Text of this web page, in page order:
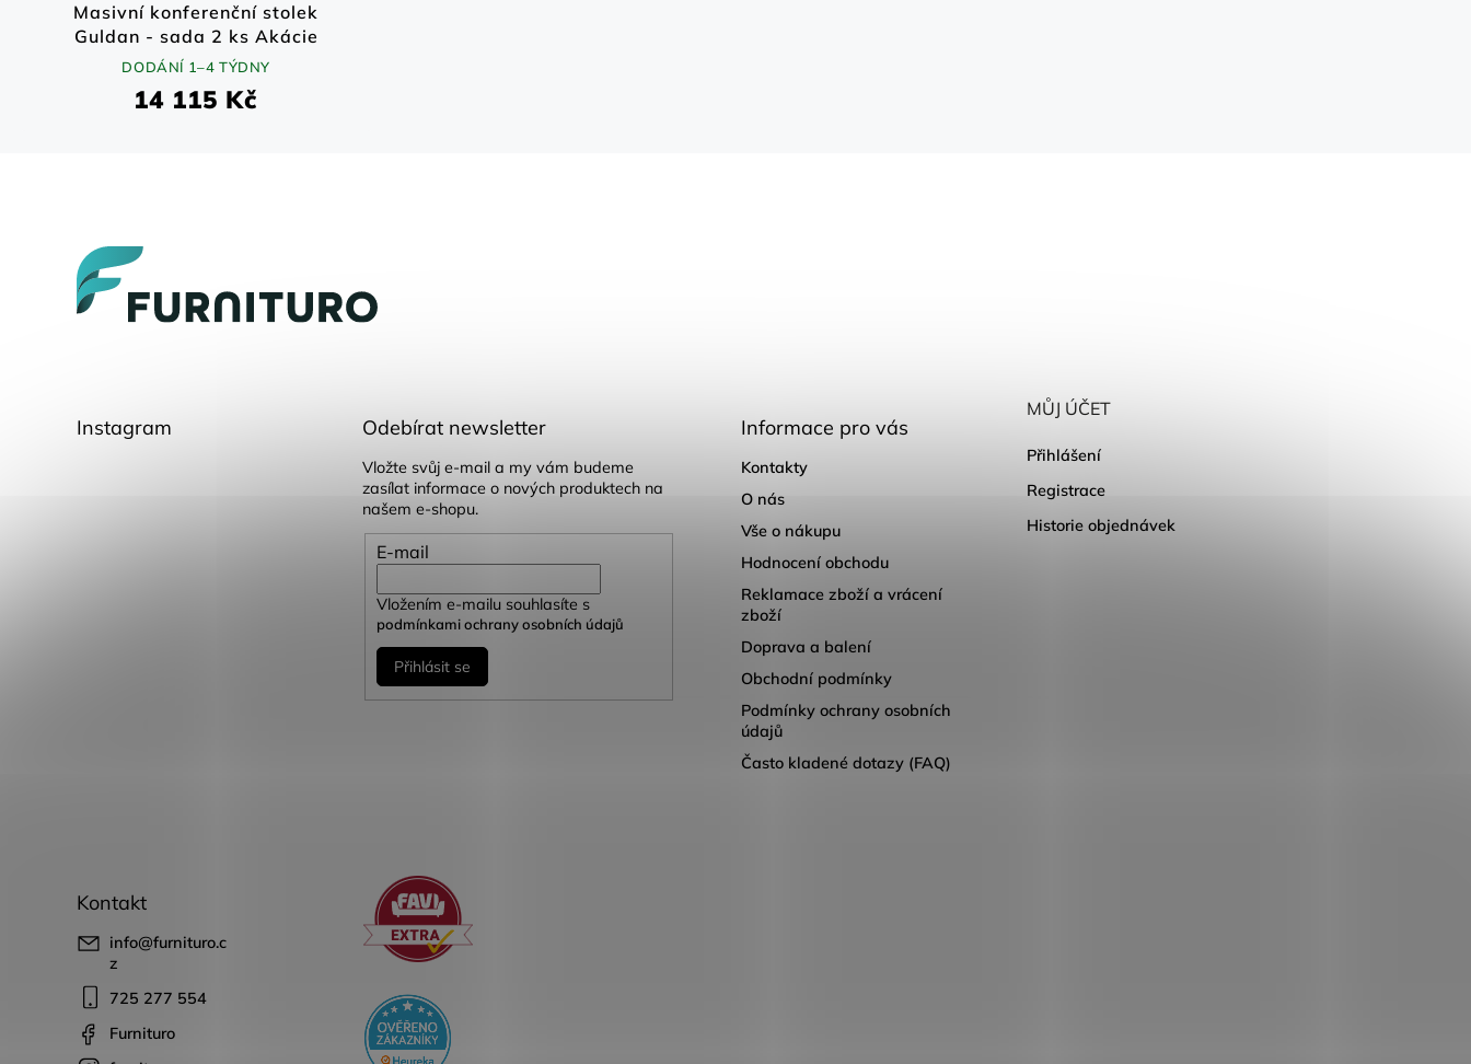
Masivní konferenční stolek
Guldan - sada 2 ks Akácie
70x70 cm
DODÁNÍ 1–4 TÝDNY
14 115 Kč
Instagram Odebírat newsletter
Vložte svůj e-mail a my vám budeme
zasílat informace o nových produktech na
našem e-shopu.
E-mail
Vložením e-mailu souhlasíte s
podmínkami ochrany osobních údajů
Přihlásit se
Informace pro vás
Kontakty
O nás
Vše o nákupu
Hodnocení obchodu
Reklamace zboží a vrácení
zboží
Doprava a balení
Obchodní podmínky
Podmínky ochrany osobních
údajů
Často kladené dotazy (FAQ)
MŮJ ÚČET
Přihlášení
Registrace
Historie objednávek
Kontakt
info@furnituro.c
z
725 277 554
Furnituro